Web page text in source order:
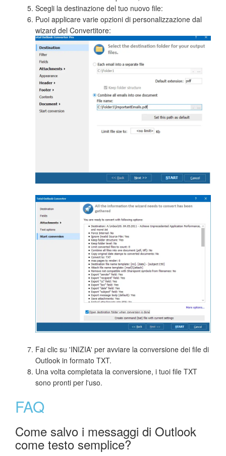
Scegli la destinazione del tuo nuovo file:
Puoi applicare varie opzioni di personalizzazione dal
wizard del Convertitore:
Fai clic su 'INIZIA' per avviare la conversione dei file di
Outlook in formato TXT.
Una volta completata la conversione, i tuoi file TXT
sono pronti per l'uso.
FAQ
Come salvo i messaggi di Outlook
come testo semplice?